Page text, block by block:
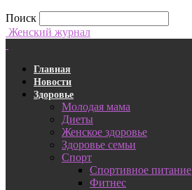
Поиск
Женский журнал
Главная
Новости
Здоровье
Молодая мама
Диеты
Женское здоровье
Здоровье семьи
Спорт
Спортивное питание
Фитнес